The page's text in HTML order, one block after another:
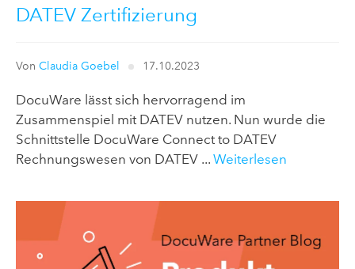
DATEV Zertifizierung
Von Claudia Goebel 17.10.2023
DocuWare lässt sich hervorragend im
Zusammenspiel mit DATEV nutzen. Nun wurde die
Schnittstelle DocuWare Connect to DATEV
Rechnungswesen von DATEV ... Weiterlesen